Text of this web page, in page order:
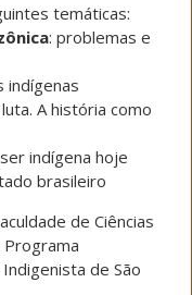
temáticas:
: problemas e
indígenas
A história como
indígena hoje
brasileiro
de Ciências
Programa
de São